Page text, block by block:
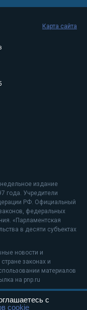
издание
года. Учредители
РФ. Официальный
федеральных
«Парламентская
в десяти субъектах
новости и
законах и
материалов
на pnp.ru
рекомендательные
Карта сайта
с
cookie